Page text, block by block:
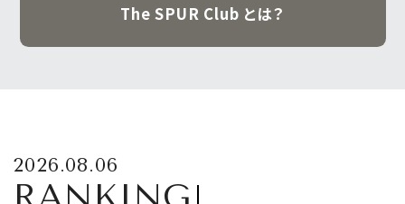
The SPUR Club とは？
2026.08.06